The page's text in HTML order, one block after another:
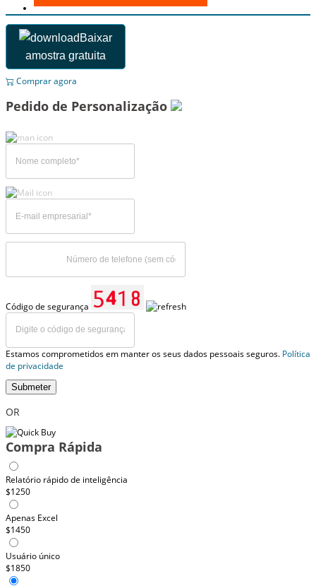
Baixar
amostra gratuita
Comprar agora
Pedido de Personalização
Código de segurança
Estamos comprometidos em manter os seus dados pessoais seguros. Política
de privacidade
Submeter
OR
Compra Rápida
Relatório rápido de inteligência
$1250
Apenas Excel
$1450
Usuário único
$1850